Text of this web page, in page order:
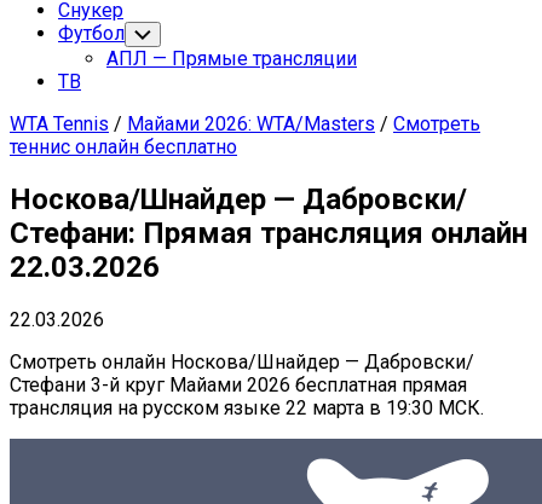
Снукер
Футбол Переключатель
дочернего
меню
АПЛ — Прямые трансляции
ТВ
WTA Tennis / Майами 2026: WTA/Masters / Смотреть
теннис онлайн бесплатно
Носкова/Шнайдер — Дабровски/
Стефани: Прямая трансляция онлайн
22.03.2026
22.03.2026
Смотреть онлайн Носкова/Шнайдер — Дабровски/
Стефани 3-й круг Майами 2026 бесплатная прямая
трансляция на русском языке 22 марта в 19:30 МСК.